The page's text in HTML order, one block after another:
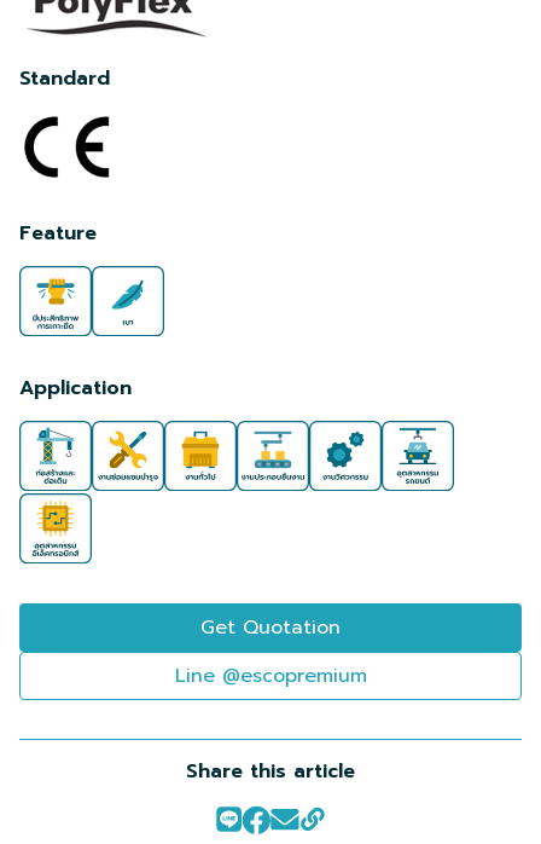
Standard
Feature
Application
Get Quotation
Line @escopremium
Share this article